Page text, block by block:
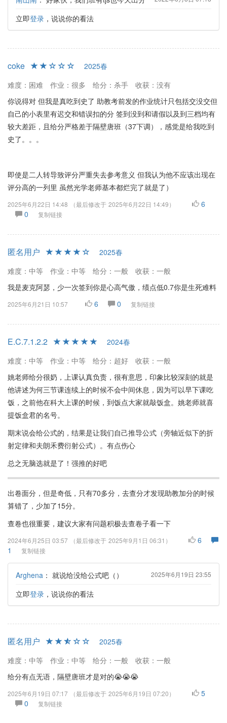
立即登录 ，说说你的看法
coke
2025春
难度：困难
作业：很多 给分：杀手
收获：没有
你说得对 但我是真吃到史了 助教考前发的作业统计只包括交没交但
自己的小表里有迟交和错误扣的分 签到没到和请假以及到三档均有
较大差距，且给分严格差于隔壁唐班（37下调），感觉是给我吃到
史了。。。
即使是二人转导致评分严重失去参考意义 但我认为他不应该出现在
评分高的一列里 虽然光学老师基本都烂完了就是了）
2025年6月22日 14:48 （最后修改于 2025年6月22日 14:49）
6
0
复制链接
匿名用户
2025春
难度：中等
作业：中等 给分：一般
收获：一般
我是麦克阿瑟，少一次签到你是心高气傲，绩点低0.7你是生死难料
2025年6月21日 10:57 6 0 复制链接
E.C.7.1.2.2
2024春
难度：中等
作业：中等 给分：超好
收获：一般
姚老师给分很奶，上课认真负责，很有意思，印象比较深刻的就是
他讲述为何三节课连续上的时候不会中间休息，因为可以早下课吃
饭，之前他在科大上课的时候，到饭点大家就敲饭盒。姚老师就喜
提饭盒君的名号。
期末说会给公式的，结果是让我们自己推导公式（旁轴近似下的折
射定律和夫朗禾费衍射公式）。有点伤心
总之无脑选就是了！强推的好吧
出卷面分，但是奇低，只有70多分，去查分才发现助教加分的时候
算错了，少加了15分。
查卷也很重要，建议大家有问题积极去查卷子看一下
2024年6月25日 03:57 （最后修改于 2025年9月1日 06:31 ）
6
1
复制链接
Arghena ： 就说给没给公式吧（） 2025年6月19日 23:55
立即登录 ，说说你的看法
匿名用户
2025春
难度：中等
作业：中等 给分：一般
收获：一般
给分有点无语，隔壁唐班才是对的😭😭😭
2025年6月19日 07:17 （最后修改于 2025年6月19日 07:20）
5
0
复制链接